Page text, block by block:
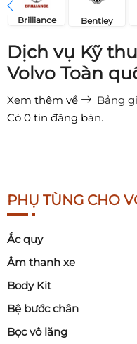
Brilliance Bentley
Dịch vụ Kỹ
Volvo Toàn
Xem thêm về
Bảng
Có 0 tin đăng bán.
PHỤ TÙNG CHO
Ắc quy
Âm thanh xe
Body Kit
Bệ bước chân
Bọc vô lăng